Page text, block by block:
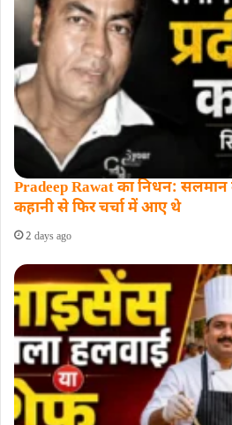
Pradeep Rawat का निधन:
कहानी से फिर चर्चा में आए थे
2 days ago